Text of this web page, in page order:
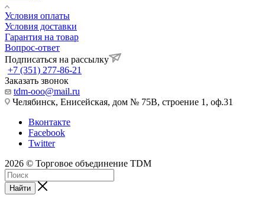
Условия оплаты
Условия доставки
Гарантия на товар
Вопрос-ответ
Подписаться на рассылку
+7 (351) 277-86-21
Заказать звонок
tdm-ooo@mail.ru
Челябинск, Енисейская, дом № 75В, строение 1, оф.31
Вконтакте
Facebook
Twitter
2026 © Торговое объединение TDM
Найти